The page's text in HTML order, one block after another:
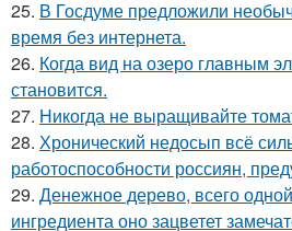
25. В Госдуме предложили
время без интернета.
26. Когда вид на озеро главным
становится.
27. Никогда не выращивайте
28. Хронический недосып всё
работоспособности россиян,
29. Денежное дерево, всего
ингредиента оно зацветет